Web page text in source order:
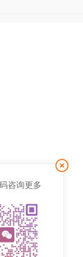
咨询更多